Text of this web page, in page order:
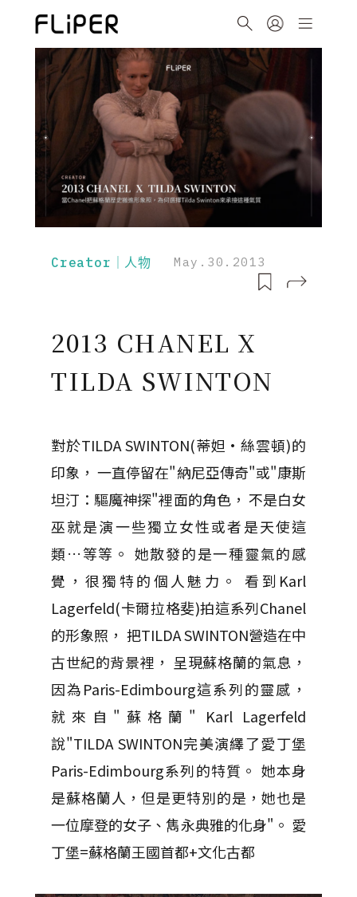
Creator｜人物 May.30.2013
2013 CHANEL X
TILDA SWINTON
對於TILDA SWINTON(蒂妲·絲雲頓)的
印象， 一直停留在"納尼亞傳奇"或"康斯
坦汀：驅魔神探"裡面的角色， 不是白女
巫就是演一些獨立女性或者是天使這
類…等等。 她散發的是一種靈氣的感
覺，很獨特的個人魅力。 看到Karl
Lagerfeld(卡爾拉格斐)拍這系列Chanel
的形象照， 把TILDA SWINTON營造在中
古世紀的背景裡， 呈現蘇格蘭的氣息，
因為Paris-Edimbourg這系列的靈感，
就來自"蘇格蘭" Karl Lagerfeld
說"TILDA SWINTON完美演繹了愛丁堡
Paris-Edimbourg系列的特質。 她本身
是蘇格蘭人，但是更特別的是，她也是
一位摩登的女子、雋永典雅的化身"。 愛
丁堡=蘇格蘭王國首都+文化古都